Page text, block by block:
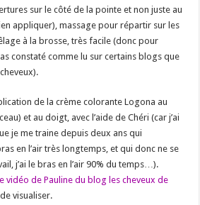
sur le côté de la pointe et non juste au
appliquer), massage pour répartir sur les
à la brosse, très facile (donc pour
constaté comme lu sur certains blogs que
de la crème colorante Logona au
et au doigt, avec l’aide de Chéri (car j’ai
je me traine depuis deux ans qui
en l’air très longtemps, et qui donc ne se
j’ai le bras en l’air 90% du temps…).
vidéo de Pauline du blog les cheveux de
visualiser.